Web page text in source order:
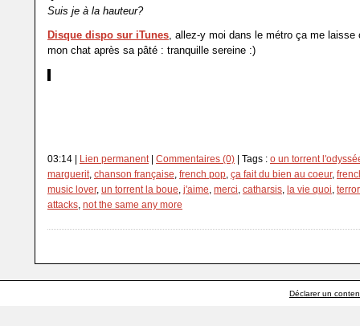
Suis je à la hauteur?
Disque dispo sur iTunes, allez-y moi dans le métro ça me laisse
mon chat après sa pâté : tranquille sereine :)
03:14 | Lien permanent | Commentaires (0) | Tags : o un torrent
marguerit chanson française french pop ça fait du bien au coeur,
music lover, un torrent la boue j'aime merci catharsis la vie quoi
attacks not the same any more
Déclarer un